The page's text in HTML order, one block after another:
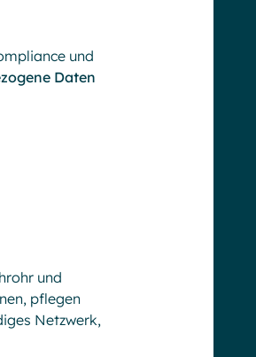
und
Daten
und
pflegen
Netzwerk,